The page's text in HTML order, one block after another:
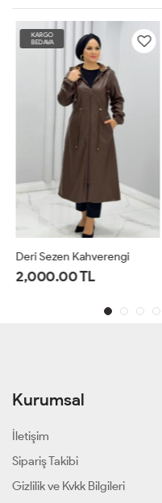
KARGO
BEDAVA
Deri Sezen Siyah
2,000.00 TL
Kurumsal
İletişim
Sipariş Takibi
Gizlilik ve Kvkk Bilgileri